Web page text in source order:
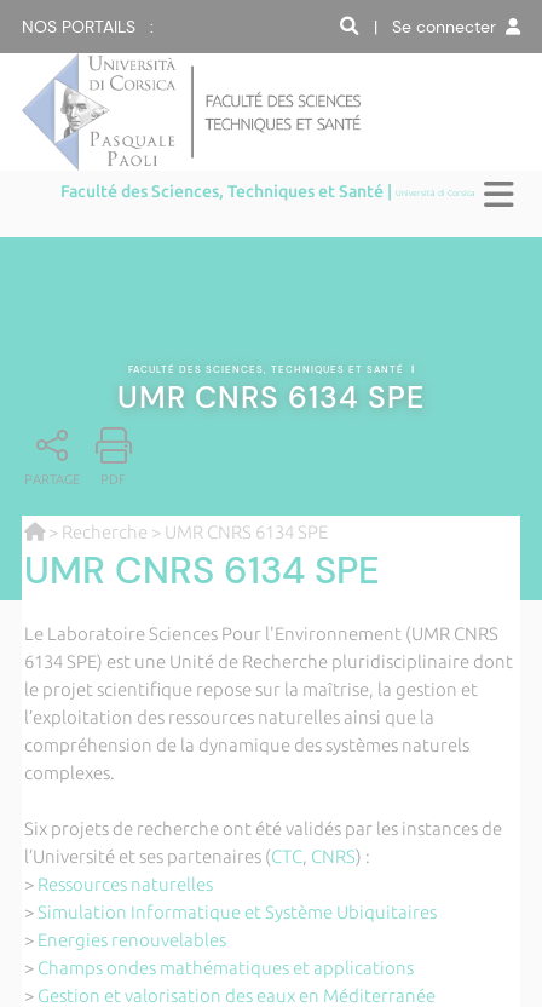
NOS PORTAILS : | Se connecter
Faculté des Sciences, Techniques et Santé |Università di Corsica
FACULTÉ DES SCIENCES, TECHNIQUES ET SANTÉ |
UMR CNRS 6134 SPE
PARTAGE PDF
> Recherche > UMR CNRS 6134 SPE
UMR CNRS 6134 SPE
Le Laboratoire Sciences Pour l'Environnement (UMR CNRS
6134 SPE) est une Unité de Recherche pluridisciplinaire dont
le projet scientifique repose sur la maîtrise, la gestion et
l’exploitation des ressources naturelles ainsi que la
compréhension de la dynamique des systèmes naturels
complexes.
Six projets de recherche ont été validés par les instances de
l’Université et ses partenaires (CTC, CNRS) :
> Ressources naturelles
> Simulation Informatique et Système Ubiquitaires
> Energies renouvelables
> Champs ondes mathématiques et applications
> Gestion et valorisation des eaux en Méditerranée